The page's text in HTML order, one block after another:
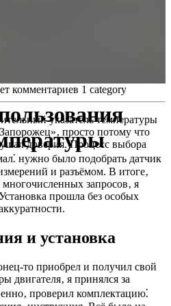
комментариев 1 category
указатель температуры
просто потому что
доверия. Процесс выбора
нужно было подобрать датчик
и разъёмом. В итоге‚
запросов‚ я
прошла без особых
и установка
то приобрел и получил свой
двигателя‚ я принялся за
проверил комплектацию⁚